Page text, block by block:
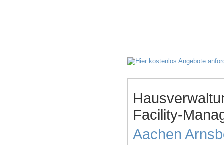
Facility-
Aachen